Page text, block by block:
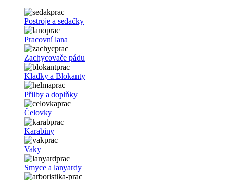
Postroje a sedačky
Pracovní lana
Zachycovače pádu
Kladky a Blokanty
Přilby a doplňky
Čelovky
Karabiny
Vaky
Smyce a lanyardy